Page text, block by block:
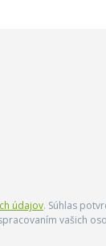
údajov. Súhlas
vašich